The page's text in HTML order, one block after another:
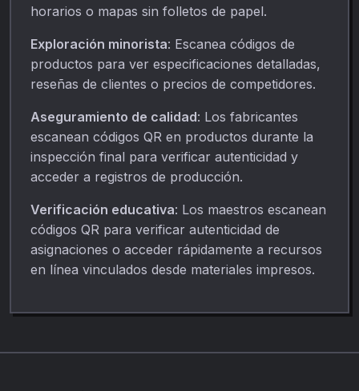
horarios o mapas sin folletos de papel.
Exploración minorista: Escanea códigos de
productos para ver especificaciones detalladas,
reseñas de clientes o precios de competidores.
Aseguramiento de calidad: Los fabricantes
escanean códigos QR en productos durante la
inspección final para verificar autenticidad y
acceder a registros de producción.
Verificación educativa: Los maestros escanean
códigos QR para verificar autenticidad de
asignaciones o acceder rápidamente a recursos
en línea vinculados desde materiales impresos.